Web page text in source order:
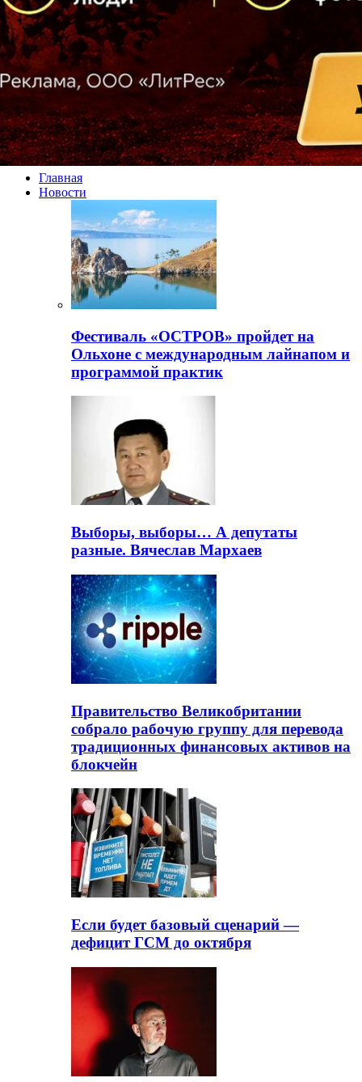
Главная
Новости
Фестиваль «ОСТРОВ» пройдет на
Ольхоне с международным лайнапом и
программой практик
Выборы, выборы… А депутаты
разные. Вячеслав Мархаев
Правительство Великобритании
собрало рабочую группу для перевода
традиционных финансовых активов на
блокчейн
Если будет базовый сценарий —
дефицит ГСМ до октября